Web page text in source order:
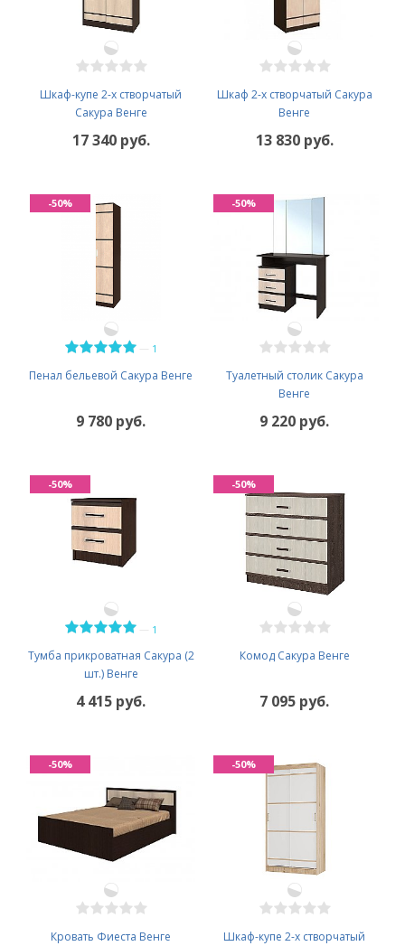
Шкаф-купе 2-х створчатый
Сакура Венге
17 340 руб.
Шкаф 2-х створчатый Сакура
Венге
13 830 руб.
1
Пенал бельевой Сакура Венге
9 780 руб.
-50%
Туалетный столик Сакура
Венге
9 220 руб.
-50%
1
Тумба прикроватная Сакура (2
шт.) Венге
4 415 руб.
-50%
Комод Сакура Венге
7 095 руб.
-50%
Кровать Фиеста Венге
-50%
Шкаф-купе 2-х створчатый
-50%